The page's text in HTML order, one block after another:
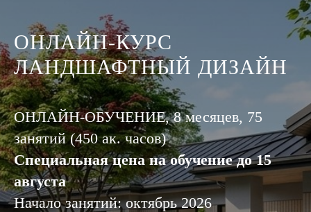
ОНЛАЙН-КУРС
ЛАНДШАФТНЫЙ ДИЗАЙН
ОНЛАЙН-ОБУЧЕНИЕ, 8 месяцев, 75
занятий (450 ак. часов)
Специальная цена на обучение до 15
августа
Начало занятий: октябрь 2026